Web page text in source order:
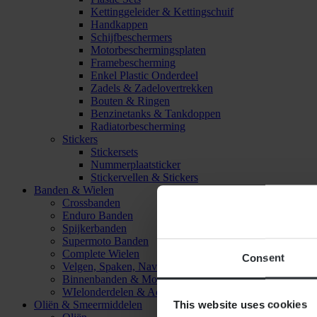
Consent
This website uses cookies
Kettinggeleider & Kettingschuif
Handkappen
Schijfbeschermers
Motorbeschermingsplaten
Framebescherming
Enkel Plastic Onderdeel
Zadels & Zadelovertrekken
Bouten & Ringen
Benzinetanks & Tankdoppen
Radiatorbescherming
Stickers
Stickersets
Nummerplaatsticker
Stickervellen & Stickers
Banden & Wielen
Crossbanden
Enduro Banden
Spijkerbanden
Supermoto Banden
Complete Wielen
Velgen, Spaken, Naven & Lagers
Binnenbanden & Mousses
WIelonderdelen & Accessoires
Oliën & Smeermiddelen